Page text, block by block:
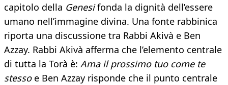
capitolo della Genesifonda la dignità dell’essere
umano nell’immagine divina. Una fonte rabbinica
riporta una discussione tra Rabbi Akivà e Ben
Azzay. Rabbi Akivà afferma che l’elemento centrale
di tutta la Torà è: Ama il prossimo tuo come te
stessoe Ben Azzay risponde che il punto centrale